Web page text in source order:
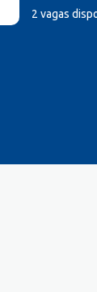
2 vagas